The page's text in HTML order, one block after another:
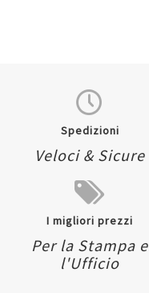
Spedizioni
Veloci & Sicure
I migliori prezzi
Per la Stampa e
l'Ufficio